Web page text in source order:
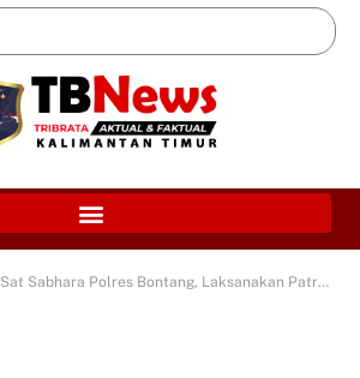
Sat Sabhara Polres Bontang, Laksanakan Patroli Sambangi Pos Satpam Perumahan